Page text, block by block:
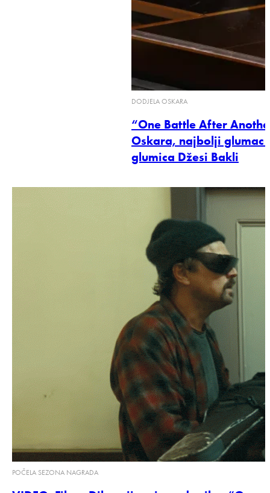
DODJELA OSKARA
“One Battle After
Oskara, najbolji glumac
glumica Džesi Bakli
POČELA SEZONA NAGRADA